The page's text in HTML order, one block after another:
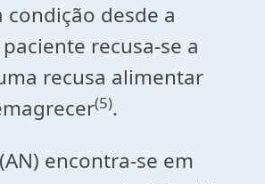
desde a
recusa-se a
recusa alimentar
(5).
encontra-se em